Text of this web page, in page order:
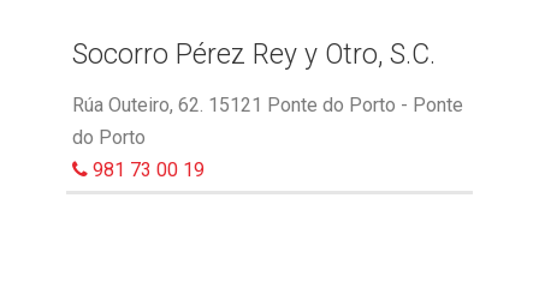
Socorro Pérez Rey y Otro, S.C.
Rúa Outeiro, 62. 15121 Ponte do Porto - Ponte
do Porto
981 73 00 19